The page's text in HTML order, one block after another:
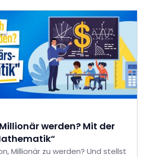
werden? Mit der
Millionär zu werden? Und stellst